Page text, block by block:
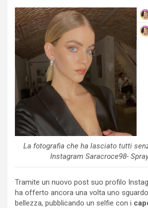
La fotografia che ha lasciato tutti
Instagram Saracroce98-
Tramite un nuovo post suo profilo
ha offerto ancora una volta uno
bellezza, pubblicando un selfie con i